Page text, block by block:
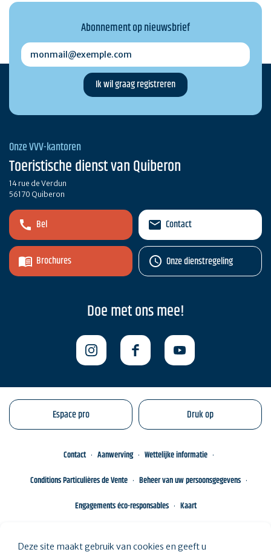
Abonnement op nieuwsbrief
monmail@exemple.com
Onze VVV-kantoren
Toeristische dienst van Quiberon
14 rue de Verdun
56170 Quiberon
Bel
Brochures
Contact
Onze dienstregeling
Doe met ons mee!
Espace pro Druk op
Contact Aanwerving
Wettelijke informatie
Conditions Particulières de Vente
Beheer van uw persoonsgegevens
Engagements éco-responsables
Kaart
Deze site maakt gebruik van cookies en geeft u